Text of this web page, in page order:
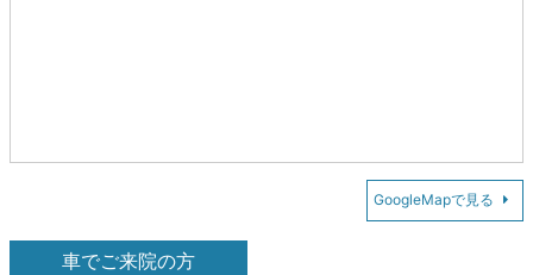
GoogleMapで見る
車でご来院の方